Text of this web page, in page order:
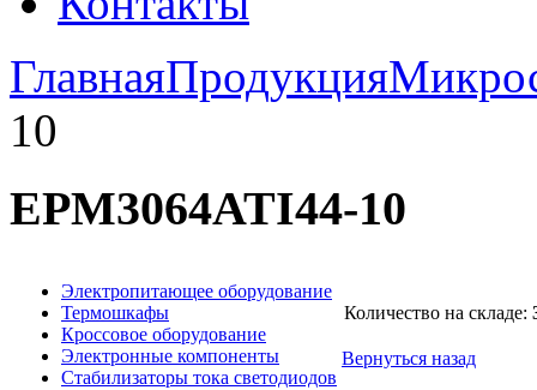
ГлавнаяПродукция
10
EPM3064ATI44-10
Электропитающее оборудование
Термошкафы
Кроссовое оборудование
Электронные компоненты
Стабилизаторы тока светодиодов
Количество на складе:
Вернуться назад